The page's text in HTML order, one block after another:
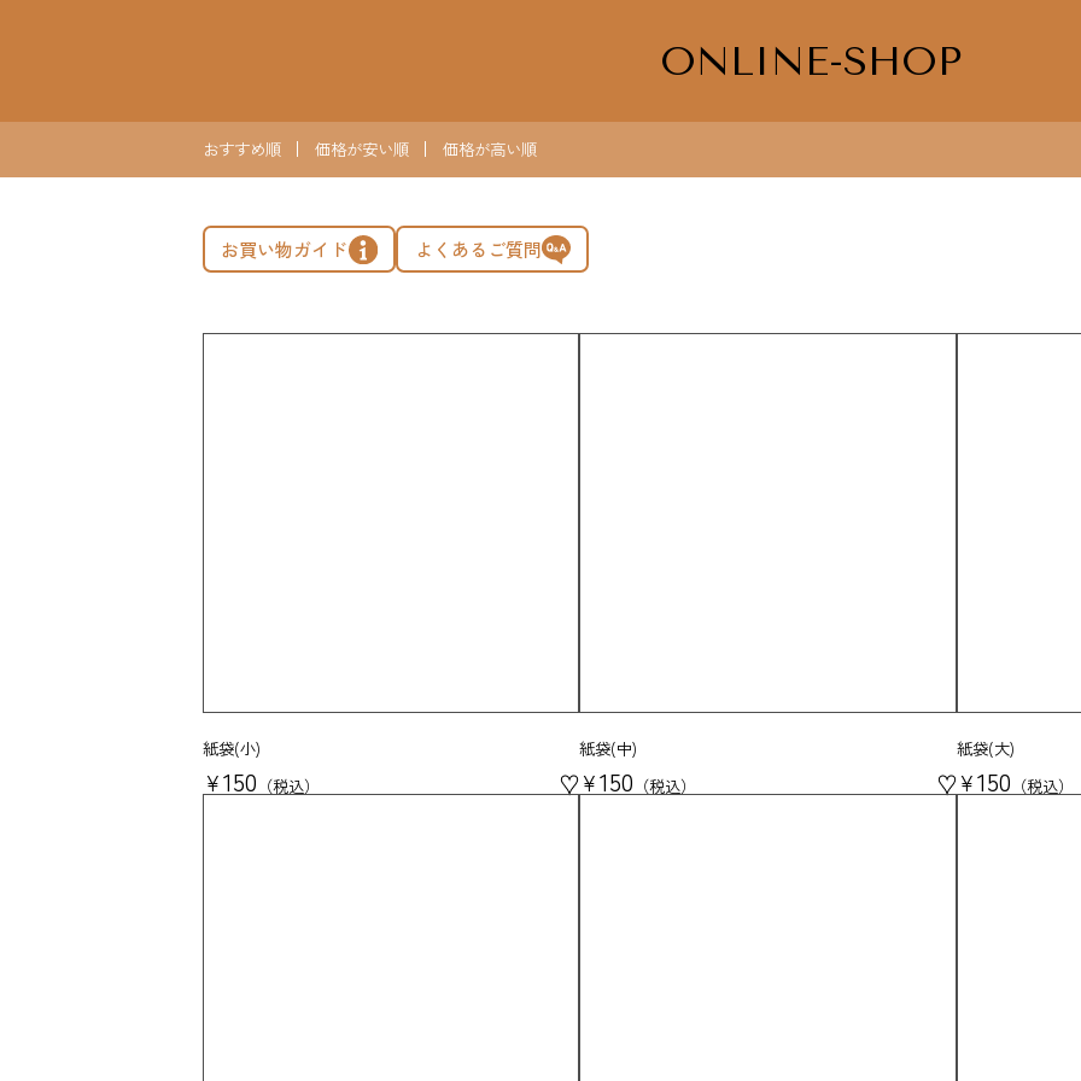
ONLINE-SHOP
おすすめ順 価格が安い順 価格が高い順
お買い物ガイド よくあるご質問
紙袋(小)
¥150 税込 ♥
紙袋(中)
¥150 税込 ♥
紙袋(大)
¥150 税込